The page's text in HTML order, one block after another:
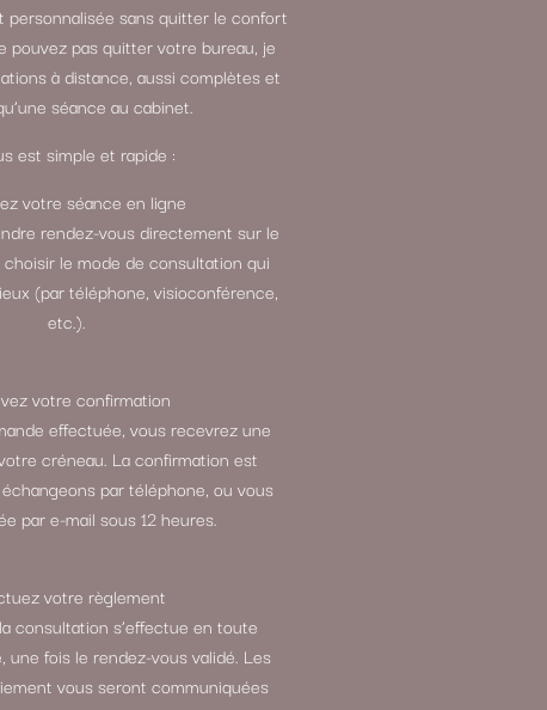
personnalisée sans quitter le confort
pouvez pas quitter votre bureau, je
à distance, aussi complètes et
séance au cabinet.
est simple et rapide :
votre séance en ligne
rendez-vous directement sur le
le mode de consultation qui
(par téléphone, visioconférence,
etc.).
votre confirmation
effectuée, vous recevrez une
créneau. La confirmation est
par téléphone, ou vous
par e-mail sous 12 heures.
votre règlement
consultation s’effectue en toute
une fois le rendez-vous validé. Les
vous seront communiquées